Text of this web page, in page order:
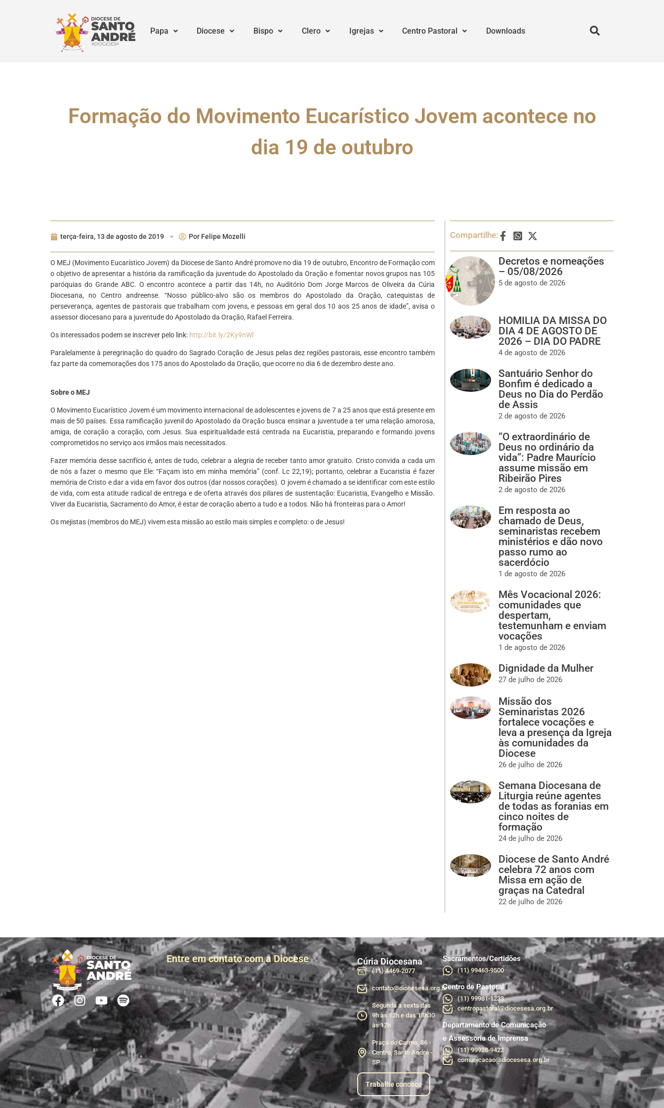
Papa Diocese Bispo Clero Igrejas Centro Pastoral Downloads
Formação do Movimento Eucarístico Jovem acontece no
dia 19 de outubro
terça-feira, 13 de agosto de 2019 Por Felipe Mozelli
O MEJ (Movimento Eucarístico Jovem) da Diocese de Santo André promove no dia 19 de outubro, Encontro de Formação com
o objetivo de apresentar a história da ramificação da juventude do Apostolado da Oração e fomentar novos grupos nas 105
paróquias do Grande ABC. O encontro acontece a partir das 14h, no Auditório Dom Jorge Marcos de Oliveira da Cúria
Diocesana, no Centro andreense. “Nosso público-alvo são os membros do Apostolado da Oração, catequistas de
perseverança, agentes de pastorais que trabalham com jovens, e pessoas em geral dos 10 aos 25 anos de idade”, avisa o
assessor diocesano para a juventude do Apostolado da Oração, Rafael Ferreira.
Os interessados podem se inscrever pelo link: http://bit.ly/2Ky9nWl
Paralelamente à peregrinação do quadro do Sagrado Coração de Jesus pelas dez regiões pastorais, esse encontro também
faz parte da comemorações dos 175 anos do Apostolado da Oração, que ocorre no dia 6 de dezembro deste ano.
Sobre o MEJ
O Movimento Eucarístico Jovem é um movimento internacional de adolescentes e jovens de 7 a 25 anos que está presente em
mais de 50 países. Essa ramificação juvenil do Apostolado da Oração busca ensinar a juventude a ter uma relação amorosa,
amiga, de coração a coração, com Jesus. Sua espiritualidade está centrada na Eucaristia, preparando e formando jovens
comprometidos no serviço aos irmãos mais necessitados.
Fazer memória desse sacrifício é, antes de tudo, celebrar a alegria de receber tanto amor gratuito. Cristo convida a cada um
de nós a fazer o mesmo que Ele: “Façam isto em minha memória” (conf. Lc 22,19); portanto, celebrar a Eucaristia é fazer
memória de Cristo e dar a vida em favor dos outros (dar nossos corações). O jovem é chamado a se identificar com este estilo
de vida, com esta atitude radical de entrega e de oferta através dos pilares de sustentação: Eucaristia, Evangelho e Missão.
Viver da Eucaristia, Sacramento do Amor, é estar de coração aberto a tudo e a todos. Não há fronteiras para o Amor!
Os mejistas (membros do MEJ) vivem esta missão ao estilo mais simples e completo: o de Jesus!
Compartilhe:
Decretos e nomeações
– 05/08/2026
5 de agosto de 2026
HOMILIA DA MISSA DO
DIA 4 DE AGOSTO DE
2026 – DIA DO PADRE
4 de agosto de 2026
Santuário Senhor do
Bonfim é dedicado a
Deus no Dia do Perdão
de Assis
2 de agosto de 2026
“O extraordinário de
Deus no ordinário da
vida”: Padre Maurício
assume missão em
Ribeirão Pires
2 de agosto de 2026
Em resposta ao
chamado de Deus,
seminaristas recebem
ministérios e dão novo
passo rumo ao
sacerdócio
1 de agosto de 2026
Mês Vocacional 2026:
comunidades que
despertam,
testemunham e enviam
vocações
1 de agosto de 2026
Dignidade da Mulher
27 de julho de 2026
Missão dos
Seminaristas 2026
fortalece vocações e
leva a presença da Igreja
às comunidades da
Diocese
26 de julho de 2026
Semana Diocesana de
Liturgia reúne agentes
de todas as foranias em
cinco noites de
formação
24 de julho de 2026
Diocese de Santo André
celebra 72 anos com
Missa em ação de
graças na Catedral
22 de julho de 2026
Entre em contato com a Diocese Cúria Diocesana
(11) 4469-2077
contato@diocesesa.org.br
Segunda a sexta das
9h às 12h e das 13h30
às 17h
Praça do Carmo, 36 -
Centro, Santo André -
SP
Trabalhe conosco
Sacramentos/Certidões
(11) 99463-9500
Centro de Pastoral
(11) 99981-1233
centropastoral@diocesesa.org.br
Departamento de Comunicação
e Assessoria de Imprensa
(11) 99928-9422
comunicacao@diocesesa.org.br